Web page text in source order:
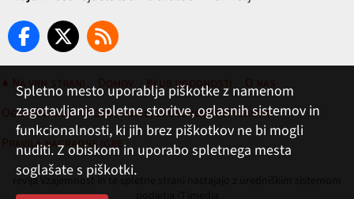
▲ Na vrh strani Domov Klub ugodnosti
O nas
Oglaševanje
Pogoji rabe, zasebnost in piškotki
Pravila nagradne igre
revija Vzajemnost in te spletne strani nastajajo z uredniškim sistemom
Spletno mesto uporablja piškotke z namenom
zagotavljanja spletne storitve, oglasnih sistemov in
funkcionalnosti, ki jih brez piškotkov ne bi mogli
nuditi. Z obiskom in uporabo spletnega mesta
soglašate s piškotki.